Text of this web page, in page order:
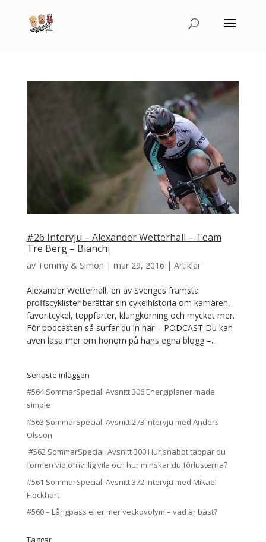
#26 Intervju – Alexander Wetterhall – Team
Tre Berg – Bianchi
av Tommy & Simon | mar 29, 2016 | Artiklar
Alexander Wetterhall, en av Sveriges främsta
proffscyklister berättar sin cykelhistoria om karriären,
favoritcykel, toppfarter, klungkörning och mycket mer.
För podcasten så surfar du in här – PODCAST Du kan
även läsa mer om honom på hans egna blogg –...
Senaste inläggen
#564 SommarSpecial: Avsnitt 306 Energiplaner made
simple
#563 SommarSpecial: Avsnitt 273 Intervju med Anders
Olsson
#562 SommarSpecial: Avsnitt 300 Hur snabbt tappar du
formen vid ofrivillig vila och hur minskar du förlusterna?
#561 SommarSpecial: Avsnitt 372 Intervju med Mikael
Flockhart
#560 – Långpass eller mer veckovolym – vad är bäst?
Taggar